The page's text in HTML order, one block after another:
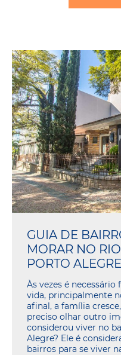
GUIA DE
MORAR NO
PORTO ALEGRE
Às vezes é
vida, principalmente
afinal, a família
preciso olhar outro
considerou viver no
Alegre? Ele é
bairros para se viver